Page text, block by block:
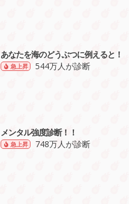
あなたを海のどうぶつに例えると！
急上昇 544万人が診断
メンタル強度診断！！
急上昇 748万人が診断